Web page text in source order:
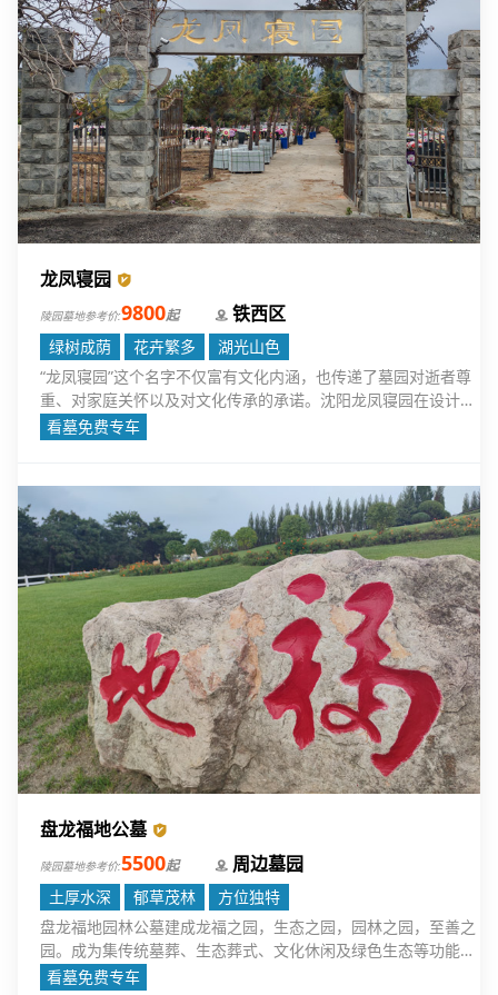
龙凤寝园
陵园墓地参考价:9800起 铁西区
绿树成荫 花卉繁多
湖光山色
“龙凤寝园”这个名字不仅富有文化内涵，也传递了墓园对逝者尊
重、对家庭关怀以及对文化传承的承诺。沈阳龙凤寝园在设计上
充分考虑到堪舆理念，力求为逝者提供一个安宁、和谐的安息之
地。
看墓免费专车
盘龙福地公墓
陵园墓地参考价:5500起 周边墓园
土厚水深 郁草茂林
方位独特
盘龙福地园林公墓建成龙福之园，生态之园，园林之园，至善之
园。成为集传统墓葬、生态葬式、文化休闲及绿色生态等功能于
一体的生命纪念园林公墓
看墓免费专车